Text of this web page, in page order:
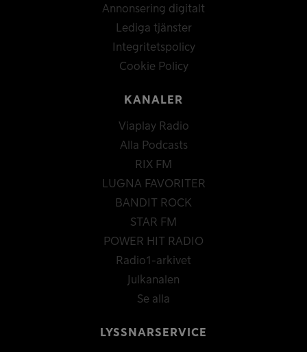
Annonsering digitalt
Lediga tjänster
Integritetspolicy
Cookie Policy
KANALER
Viaplay Radio
Alla Podcasts
RIX FM
LUGNA FAVORITER
BANDIT ROCK
STAR FM
POWER HIT RADIO
Radio1-arkivet
Julkanalen
Se alla
LYSSNARSERVICE